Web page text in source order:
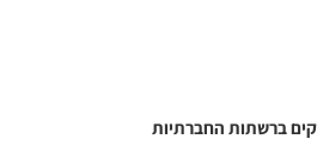
ברשתות החברתיות